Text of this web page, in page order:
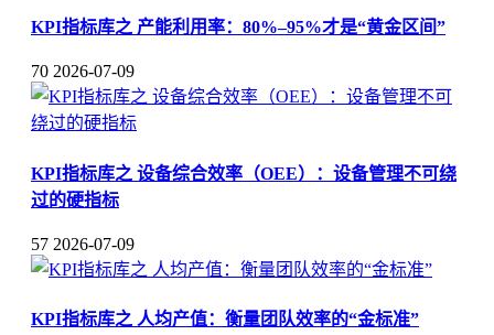
KPI指标库之 产能利用率：80%–95%才是“黄金区间”
70 2026-07-09
KPI指标库之 设备综合效率（OEE）：设备管理不可绕
过的硬指标
57 2026-07-09
KPI指标库之 人均产值：衡量团队效率的“金标准”